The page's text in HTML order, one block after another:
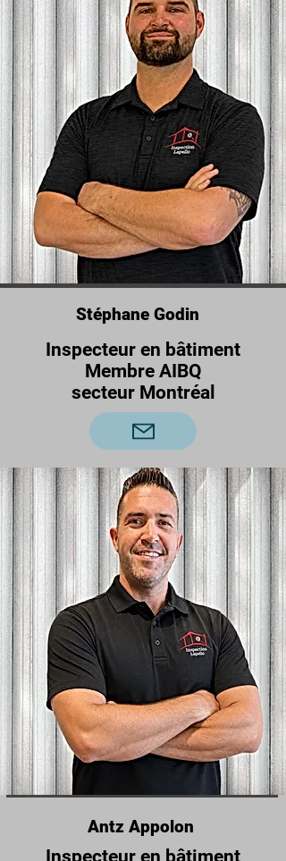
Stéphane Godin
Inspecteur en bâtiment
Membre AIBQ
secteur Montréal
Antz Appolon
Inspecteur en bâtiment